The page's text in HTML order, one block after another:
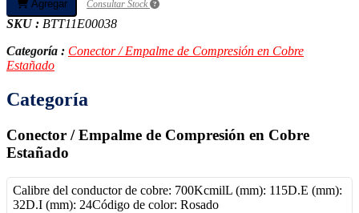
Agregar Consultar Stock
SKU : BTT11E00038
Categoría : Conector / Empalme de Compresión en Cobre
Estañado
Categoría
Conector / Empalme de Compresión en Cobre
Estañado
Calibre del conductor de cobre: 700KcmilL (mm): 115D.E (mm):
32D.I (mm): 24Código de color: Rosado